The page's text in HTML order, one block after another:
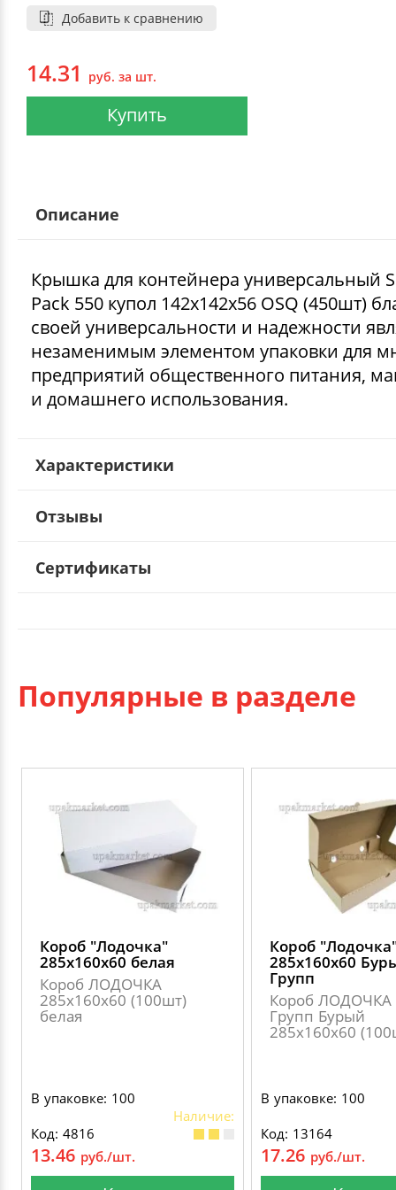
Добавить к сравнению
14.31 руб. за шт.
Купить
Описание
Крышка для контейнера универсальный
Pack 550 купол 142х142х56 OSQ (450шт)
своей универсальности и надежности
незаменимым элементом упаковки для
предприятий общественного питания,
и домашнего использования.
Характеристики
Отзывы
Сертификаты
Популярные в разделе
Короб "Лодочка"
285х160х60 белая
Короб ЛОДОЧКА
285х160х60 (100шт)
белая
В упаковке: 100
Наличие:
Код: 4816
13.46 руб./шт.
Короб
285х160х60
Групп
Короб ЛОДОЧКА
Групп Бурый
285х160х60
В упаковке: 100
Код: 13164
17.26 руб./шт.